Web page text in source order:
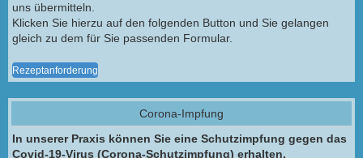
uns übermitteln.
Klicken Sie hierzu auf den folgenden Button und Sie gelangen
gleich zu dem für Sie passenden Formular.
Rezeptanforderung
Corona-Impfung
In unserer Praxis können Sie eine Schutzimpfung gegen das
Covid-19-Virus (Corona-Schutzimpfung) erhalten.